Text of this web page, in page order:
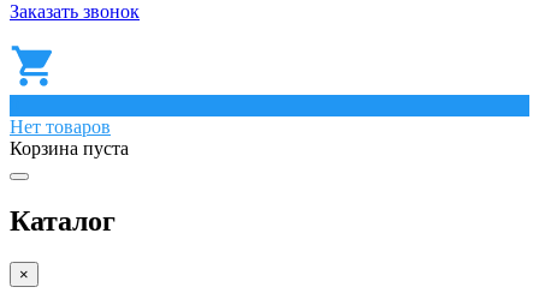
Заказать звонок
Нет товаров
Корзина пуста
Каталог
×